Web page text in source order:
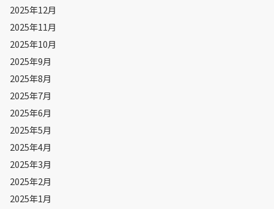
2025年12月
2025年11月
2025年10月
2025年9月
2025年8月
2025年7月
2025年6月
2025年5月
2025年4月
2025年3月
2025年2月
2025年1月